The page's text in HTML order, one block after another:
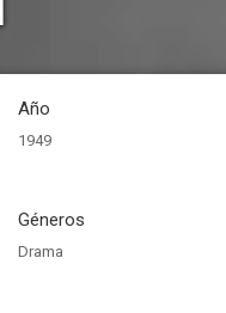
Año
1949
Géneros
Drama